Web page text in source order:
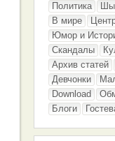
Политика
В мире
Юмор и
Скандалы
Архив статей
Девчонки
Download
Блоги